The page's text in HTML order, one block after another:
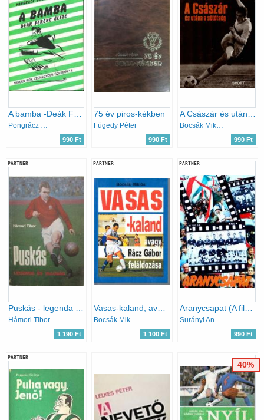
Pongrácz György
990 Ft
75 év piros-kékben
Fügedy Péter
990 Ft
Bocsák Miklós
990 Ft
PARTNER
Hámori Tibor
1 190 Ft
PARTNER
1 100 Ft
PARTNER
Aranycsapat (A film születése, és ami a filmből kimaradt...)
990 Ft
PARTNER
40%